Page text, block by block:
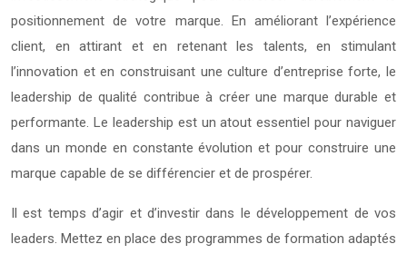
positionnement de votre marque. En améliorant l’expérience
client, en attirant et en retenant les talents, en stimulant
l’innovation et en construisant une culture d’entreprise forte, le
leadership de qualité contribue à créer une marque durable et
performante. Le leadership est un atout essentiel pour naviguer
dans un monde en constante évolution et pour construire une
marque capable de se différencier et de prospérer.
Il est temps d’agir et d’investir dans le développement de vos
leaders. Mettez en place des programmes de formation adaptés